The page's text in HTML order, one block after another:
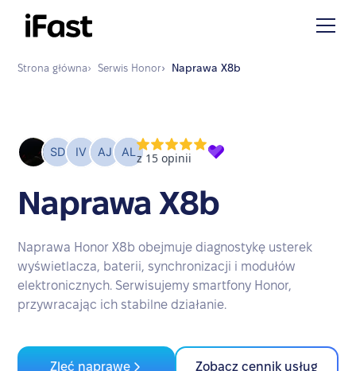
Strona główna› Serwis Honor› Naprawa X8b
Naprawa X8b
Naprawa Honor X8b obejmuje diagnostykę usterek
wyświetlacza, baterii, synchronizacji i modułów
elektronicznych. Serwisujemy smartfony Honor,
przywracając ich stabilne działanie.
Zleć naprawę Zobacz cennik usług